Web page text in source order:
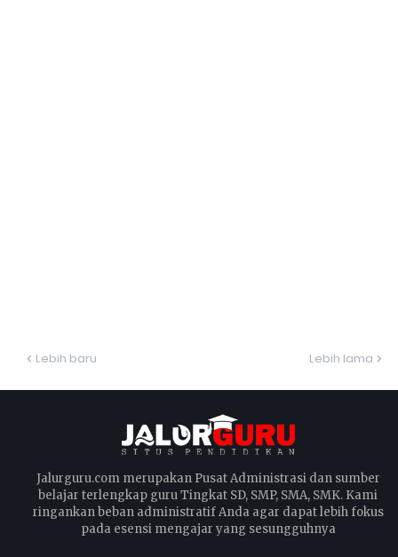
Lebih baru Lebih lama
Jalurguru.com merupakan Pusat Administrasi dan sumber
belajar terlengkap guru Tingkat SD, SMP, SMA, SMK. Kami
ringankan beban administratif Anda agar dapat lebih fokus
pada esensi mengajar yang sesungguhnya